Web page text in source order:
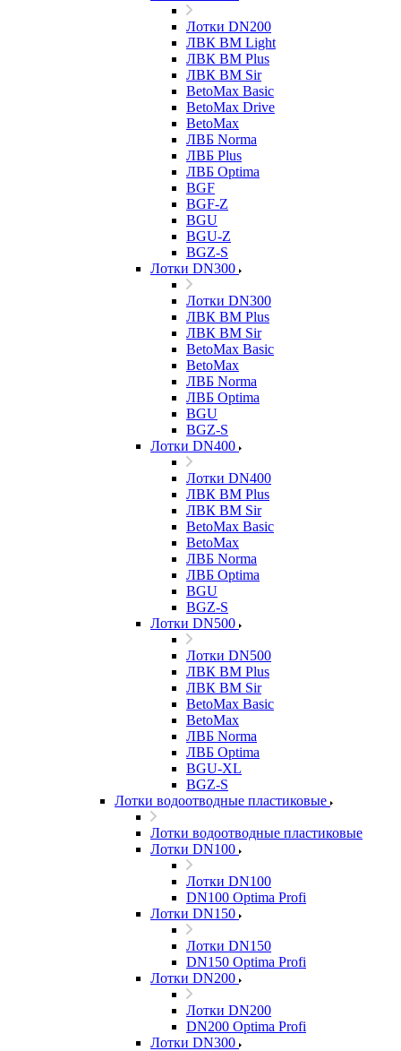
Лотки DN200
ЛВК ВМ Light
ЛВК ВМ Plus
ЛВК ВМ Sir
BetoMax Basic
BetoMax Drive
BetoMax
ЛВБ Norma
ЛВБ Plus
ЛВБ Optima
BGF
BGF-Z
BGU
BGU-Z
BGZ-S
Лотки DN300
Лотки DN300
ЛВК ВМ Plus
ЛВК ВМ Sir
BetoMax Basic
BetoMax
ЛВБ Norma
ЛВБ Optima
BGU
BGZ-S
Лотки DN400
Лотки DN400
ЛВК ВМ Plus
ЛВК ВМ Sir
BetoMax Basic
BetoMax
ЛВБ Norma
ЛВБ Optima
BGU
BGZ-S
Лотки DN500
Лотки DN500
ЛВК ВМ Plus
ЛВК ВМ Sir
BetoMax Basic
BetoMax
ЛВБ Norma
ЛВБ Optima
BGU-XL
BGZ-S
Лотки водоотводные пластиковые
Лотки водоотводные пластиковые
Лотки DN100
Лотки DN100
DN100 Optima Profi
Лотки DN150
Лотки DN150
DN150 Optima Profi
Лотки DN200
Лотки DN200
DN200 Optima Profi
Лотки DN300